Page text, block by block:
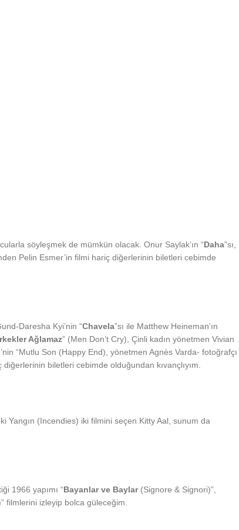
söyleşmek de mümkün olacak. Onur Saylak’ın “Daha”sı,
Pelin Esmer’in filmi hariç diğerlerinin biletleri cebimde
Daresha Kyi’nin “Chavela”sı ile Matthew Heineman’ın
Ağlamaz” (Men Don’t Cry), Çinli kadın yönetmen Vivian
“Mutlu Son (Happy End), yönetmen Agnès Varda- fotoğrafçı
biletleri cebimde olduğundan kıvançlıyım.
Yangın (Incendies) iki filmini seçen Kitty Aal, sunum da
1966 yapımı “Bayanlar ve Baylar(Signore & Signori)”,
filmlerini izleyip bolca güleceğim.